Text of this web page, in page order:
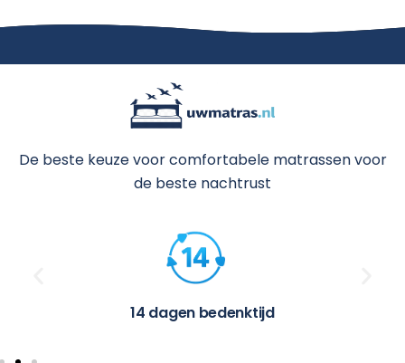
De beste keuze voor comfortabele matrassen voor
de beste nachtrust
14 dagen bedenktijd